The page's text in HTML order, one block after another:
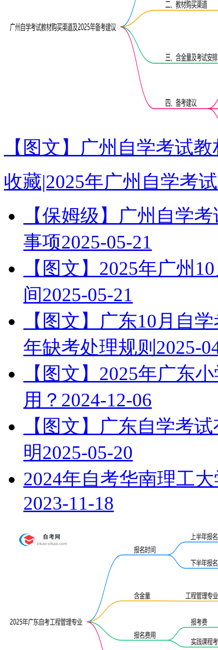
【图文】广州自学考试
收藏|2025年广州自学考
【保姆级】广州自学
事项2025-05-21
【图文】2025年广州
间2025-05-21
【图文】广东10月自
年缺考处理规则 2025-
【图文】2025年广东
用？ 2024-12-06
【图文】广东自学考
明2025-05-20
2024年自考华南理工
2023-11-18